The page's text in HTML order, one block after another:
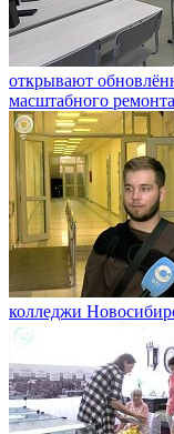
открывают
масштабного ремонта
колледжи